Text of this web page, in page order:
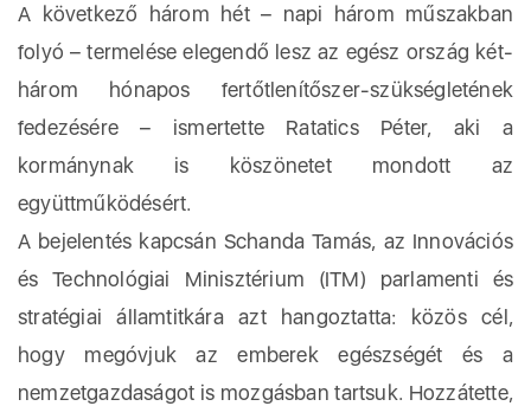
A következő három hét – napi három műszakban
folyó – termelése elegendő lesz az egész ország két-
három hónapos fertőtlenítőszer-szükségletének
fedezésére – ismertette Ratatics Péter, aki a
kormánynak is köszönetet mondott az
együttműködésért.
A bejelentés kapcsán Schanda Tamás, az Innovációs
és Technológiai Minisztérium (ITM) parlamenti és
stratégiai államtitkára azt hangoztatta: közös cél,
hogy megóvjuk az emberek egészségét és a
nemzetgazdaságot is mozgásban tartsuk. Hozzátette,